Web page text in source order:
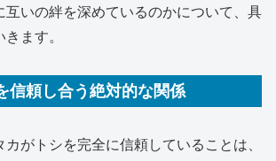
互いの絆を深めているのかについて、具
ます。
信頼し合う絶対的な関係
カがトシを完全に信頼していることは、